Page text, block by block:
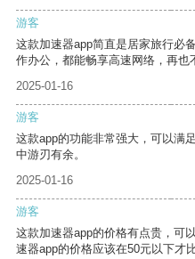
游客
这款加速器app简直是居家旅行必
作办公，都能畅享高速网络，再也
2025-01-16
游客
这款app的功能非常强大，可以满
中游刃有余。
2025-01-16
游客
这款加速器app的价格有点贵，可
速器app的价格应该在50元以下才